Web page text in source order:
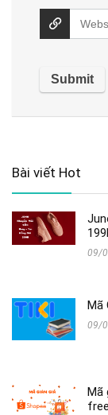
Bài viết Hot
09/
Mã
09/
Mã